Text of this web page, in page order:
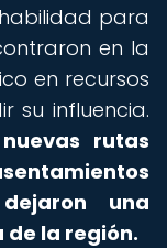
para
en la
en recursos
su influencia.
rutas
una
la región.